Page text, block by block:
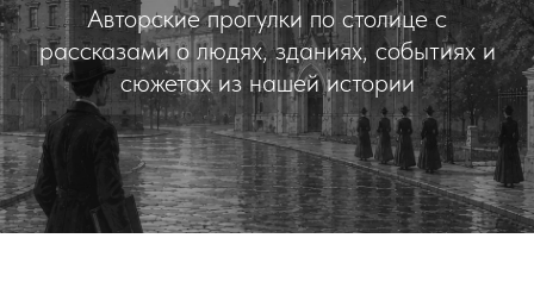
Авторские прогулки по столице с
рассказами о людях, зданиях, событиях и
сюжетах из нашей истории